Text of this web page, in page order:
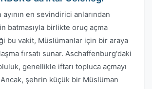
ayının en sevindirici anlarından
batmasıyla birlikte oruç açma
bu vakit, Müslümanlar için bir araya
fırsatı sunar. Aschaffenburg'daki
genellikle iftarı topluca açmayı
şehrin küçük bir Müslüman